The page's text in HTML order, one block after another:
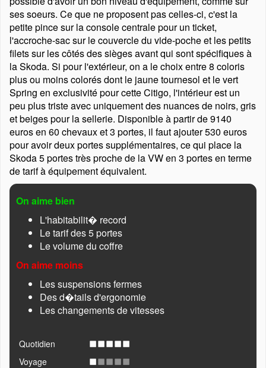
ses soeurs. Ce que ne proposent pas celles-ci, c'est la
petite pince sur la console centrale pour un ticket,
l'accroche-sac sur le couvercle du vide-poche et les petits
filets sur les côtés des sièges avant qui sont spécifiques à
la Skoda. Si pour l'extérieur, on a le choix entre 8 coloris
plus ou moins colorés dont le jaune tournesol et le vert
Spring en exclusivité pour cette Citigo, l'intérieur est un
peu plus triste avec uniquement des nuances de noirs, gris
et beiges pour la sellerie. Disponible à partir de 9140
euros en 60 chevaux et 3 portes, il faut ajouter 530 euros
pour avoir deux portes supplémentaires, ce qui place la
Skoda 5 portes très proche de la VW en 3 portes en terme
de tarif à équipement équivalent.
On aime bien
L'habitabilit� record
Le tarif des 5 portes
Le volume du coffre
On aime moins
Les suspensions fermes
Des d�tails d'ergonomie
Les changements de vitesses
Quotidien
Voyage